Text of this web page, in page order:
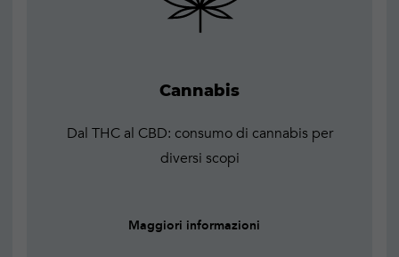
Cannabis
Dal THC al CBD: consumo di cannabis per
diversi scopi
Maggiori informazioni